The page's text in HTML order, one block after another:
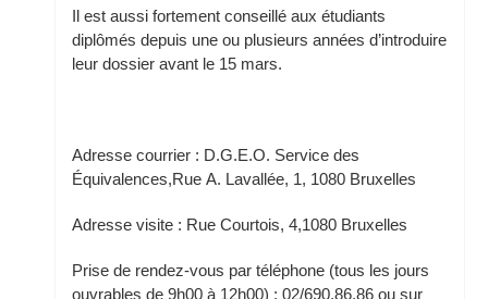
Il est aussi fortement conseillé aux étudiants
diplômés depuis une ou plusieurs années d’introduire
leur dossier avant le 15 mars.
Adresse courrier : D.G.E.O. Service des
Équivalences,Rue A. Lavallée, 1, 1080 Bruxelles
Adresse visite : Rue Courtois, 4,1080 Bruxelles
Prise de rendez-vous par téléphone (tous les jours
ouvrables de 9h00 à 12h00) : 02/690.86.86 ou sur